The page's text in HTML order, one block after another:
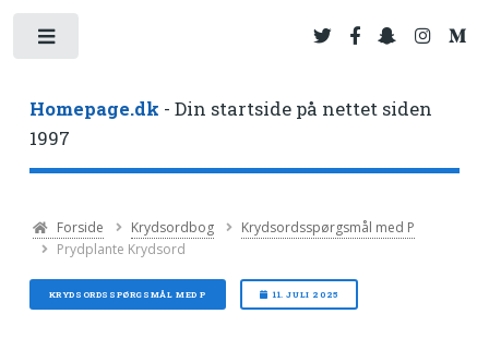
Homepage.dk - Din startside på nettet siden
1997
Forside Krydsordbog
Krydsordsspørgsmål med P
Prydplante Krydsord
KRYDSORDSSPØRGSMÅL MED P 11. JULI 2025